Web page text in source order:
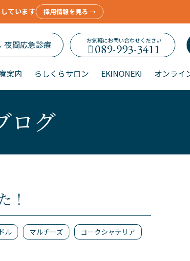
ています 採用情報を見る →
夜間応急診療 お気軽にお問い合わせください
089-993-3411
案内 らしくらサロン EKINONEKI オンライ
ログ
！
ル マルチーズ
ヨークシャテリア